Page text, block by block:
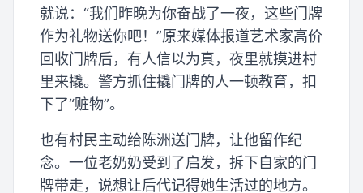
就说：“我们昨晚为你奋战了一夜，这些门牌
作为礼物送你吧！”原来媒体报道艺术家高价
回收门牌后，有人信以为真，夜里就摸进村
里来撬。警方抓住撬门牌的人一顿教育，扣
下了“赃物”。
也有村民主动给陈洲送门牌，让他留作纪
念。一位老奶奶受到了启发，拆下自家的门
牌带走，说想让后代记得她生活过的地方。